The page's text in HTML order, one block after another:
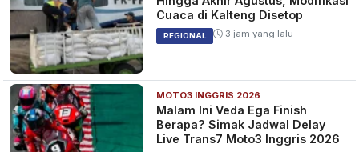
Cuaca di Kalteng Disetop
REGIONAL 3 jam yang lalu
MOTO3 INGGRIS 2026
Malam Ini Veda Ega Finish
Berapa? Simak Jadwal Delay
Live Trans7 Moto3 Inggris 2026